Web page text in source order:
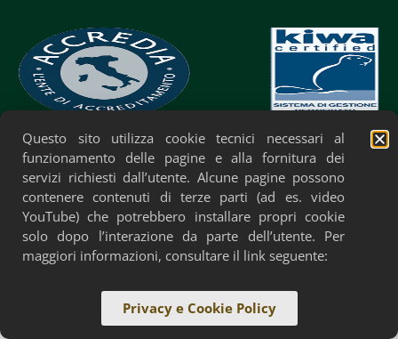
Privacy Policy Cookie Policy Accessibilità
Questo sito utilizza cookie tecnici necessari al
funzionamento delle pagine e alla fornitura dei
servizi richiesti dall’utente. Alcune pagine possono
contenere contenuti di terze parti (ad es. video
YouTube) che potrebbero installare propri cookie
solo dopo l’interazione da parte dell’utente. Per
maggiori informazioni, consultare il link seguente:
Privacy e Cookie Policy